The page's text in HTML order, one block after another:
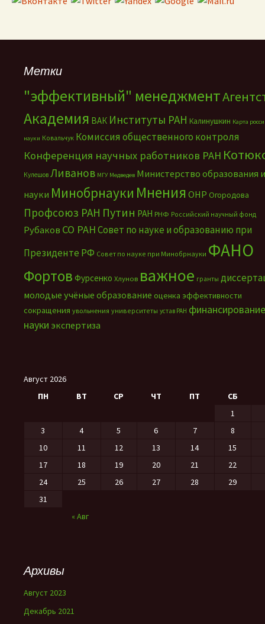
Метки
"эффективный" менеджмент
Академия ВАК Институты РАН Калинушкин Карта
науки Ковальчук Комиссия общественного контроля
Конференция научных работников РАН
Кулешов Ливанов МГУ Медведев Министерство образования и
науки Минобрнауки Мнения ОНР Огородова
Профсоюз РАН Путин РАН РНФ Российский научный фонд
Рубаков СО РАНСовет по науке и образованию при
Президенте РФ Совет по науке при Минобрнауки ФАНО
Фортов Фурсенко Хлунов важное гранты
молодые учёные образование оценка эффективности
сокращения увольнения университеты устав РАН финансирование
науки экспертиза
Август 2026
ПН
ВТ СР ЧТ ПТ СБ
« Авг
1
3
4 5 6 7
8
10
11 12 13 14
15
17
18 19 20 21
22
24
25 26 27 28
29
31
Архивы
Август 2023
Декабрь 2021